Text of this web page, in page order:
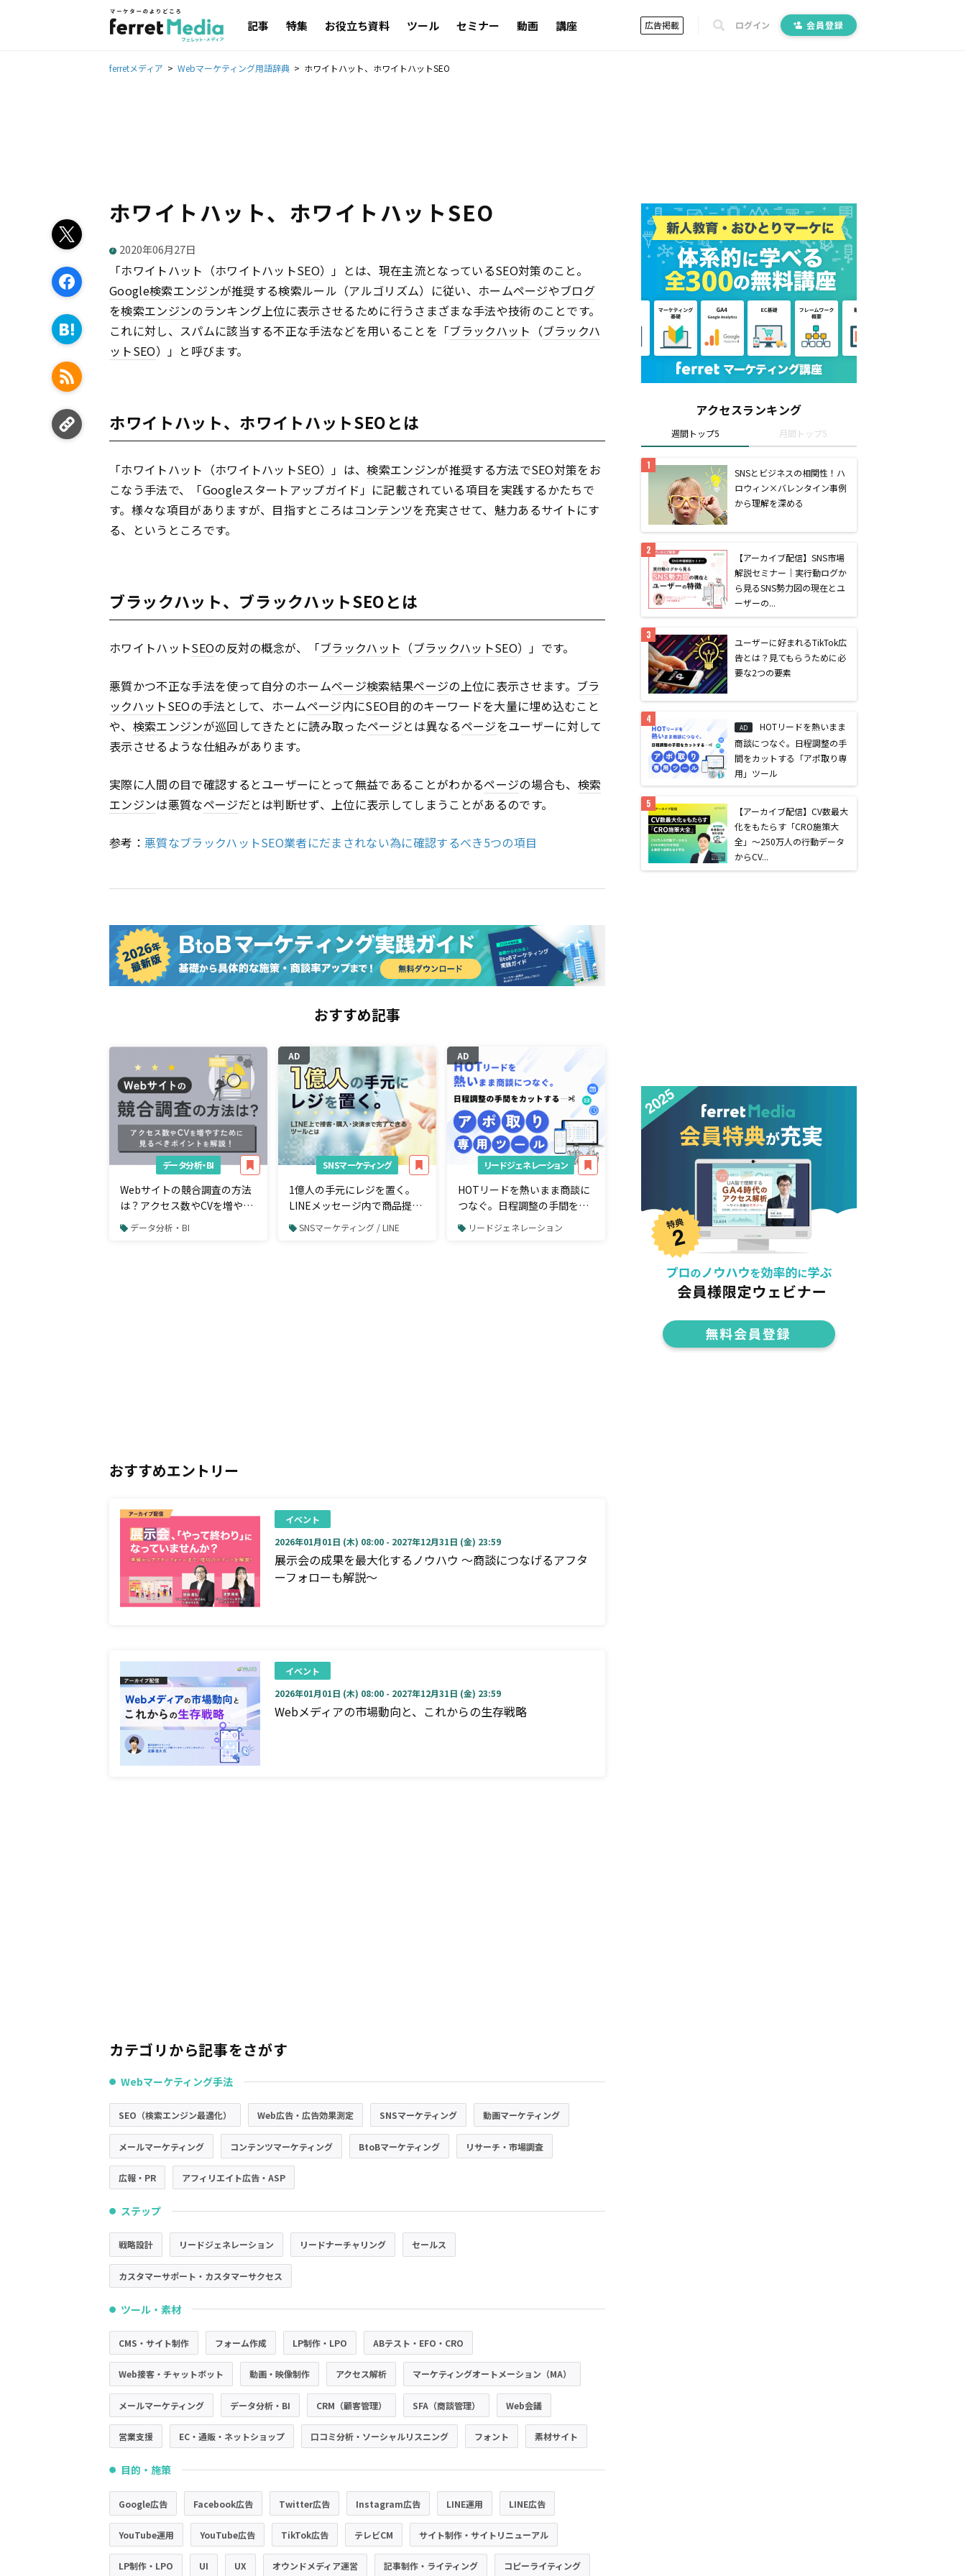
記事 特集 お役立ち資料 ツール セミナー 動画 講座 広告掲載 ログイン 会員登録
ferretメディア Webマーケティング用語辞典 ホワイトハット、ホワイトハットSEO
ホワイトハット、ホワイトハットSEO
2020年06月27日
「ホワイトハット（ホワイトハットSEO）」とは、現在主流となっているSEO対策のこと。
Google検索エンジンが推奨する検索ルール（アルゴリズム）に従い、ホームページやブログ
を検索エンジンのランキング上位に表示させるために行うさまざまな手法や技術のことです。
これに対し、スパムに該当する不正な手法などを用いることを「ブラックハット （ブラックハ
ットSEO）」と呼びます。
ホワイトハット、ホワイトハットSEOとは
「ホワイトハット（ホワイトハットSEO）」は、検索エンジンが推奨する方法でSEO対策をお
こなう手法で、「Googleスタートアップガイド」に記載されている項目を実践するかたちで
す。様々な項目がありますが、目指すところはコンテンツを充実させて、魅力あるサイトにす
る、というところです。
ブラックハット、ブラックハットSEOとは
ホワイトハットSEOの反対の概念が、「ブラックハット （ブラックハットSEO）」です。
悪質かつ不正な手法を使って自分のホームページ検索結果ページの上位に表示させます。 ブラ
ックハットSEOの手法として、ホームページ内にSEO目的のキーワードを大量に埋め込むこと
や、 検索エンジンが巡回してきたとに読み取ったページとは異なるページをユーザーに対して
表示させるような仕組みがあります。
実際に人間の目で確認するとユーザーにとって無益であることがわかるページの場合も、 検索
エンジンは悪質なページだとは判断せず、上位に表示してしまうことがあるのです。
参考： 悪質なブラックハットSEO業者にだまされない為に確認するべき5つの項目
おすすめ記事
データ分析・BI
Webサイトの競合調査の方法
は？アクセス数やCVを増やす
ために見るべきポイント
データ分析・BI
AD
SNSマーケティング
1億人の手元にレジを置く。
LINEメッセージ内で商品提案
から購入・決済まで完了でき
るツールとは
SNSマーケティング / LINE
AD
リードジェネレーション
HOTリードを熱いまま商談に
つなぐ。日程調整の手間をカ
ットする「アポ取り専用」ツ
ール
リードジェネレーション
おすすめエントリー
イベント
2026年01月01日 (木) 08:00 - 2027年12月31日 (金) 23:59
展示会の成果を最大化するノウハウ ～商談につなげるアフタ
ーフォローも解説～
イベント
2026年01月01日 (木) 08:00 - 2027年12月31日 (金) 23:59
Webメディアの市場動向と、これからの生存戦略
カテゴリから記事をさがす
● Webマーケティング手法
SEO（検索エンジン最適化） Web広告・広告効果測定 SNSマーケティング 動画マーケティング
メールマーケティング コンテンツマーケティング BtoBマーケティング リサーチ・市場調査
広報・PR アフィリエイト広告・ASP
● ステップ
戦略設計 リードジェネレーション リードナーチャリング セールス
カスタマーサポート・カスタマーサクセス
● ツール・素材
CMS・サイト制作 フォーム作成 LP制作・LPO ABテスト・EFO・CRO
Web接客・チャットボット 動画・映像制作 アクセス解析 マーケティングオートメーション（MA）
メールマーケティング データ分析・BI CRM（顧客管理） SFA（商談管理） Web会議
営業支援 EC・通販・ネットショップ 口コミ分析・ソーシャルリスニング フォント 素材サイト
● 目的・施策
Google広告 Facebook広告 Twitter広告 Instagram広告 LINE運用 LINE広告
YouTube運用 YouTube広告 TikTok広告 テレビCM サイト制作・サイトリニューアル
LP制作・LPO UI UX オウンドメディア運営 記事制作・ライティング コピーライティング
アクセスランキング
週間トップ5 月間トップ5
SNSとビジネスの相関性！ハ
ロウィン×バレンタイン事例
から理解を深める
【アーカイブ配信】SNS市場
解説セミナー｜実行動ログか
ら見るSNS勢力図の現在とユ
ーザーの...
ユーザーに好まれるTikTok広
告とは？見てもらうために必
要な2つの要素
AD
HOTリードを熱いまま
商談につなぐ。日程調整の手
間をカットする「アポ取り専
用」ツール
【アーカイブ配信】CV数最大
化をもたらす「CRO施策大
全」〜250万人の行動データ
からCV...